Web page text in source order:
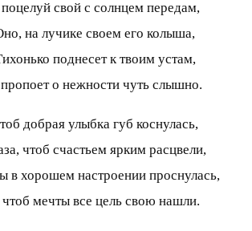
свой с солнцем передам,
на лучике своем его колыша,
поднесет к твоим устам,
о нежности чуть слышно.
добрая улыбка губ коснулась,
чтоб счастьем ярким расцвели,
в хорошем настроении проснулась,
мечты все цель свою нашли.